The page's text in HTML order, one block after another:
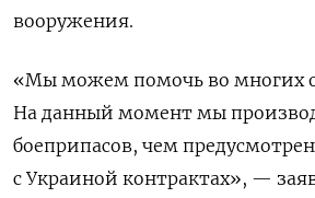
вооружения.
«Мы можем помочь во многих
На данный момент мы
боеприпасов, чем
с Украиной контрактах», —